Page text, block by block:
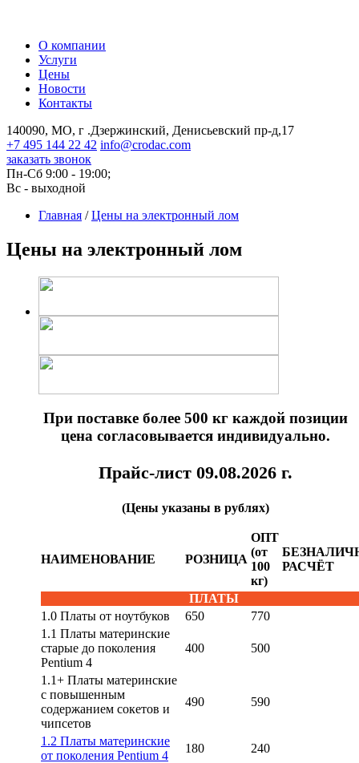
О компании
Услуги
Цены
Новости
Контакты
140090, МО, г .Дзержинский, Денисьевский пр-д,17
+7 495 144 22 42 info@crodac.com
заказать звонок
Пн-Сб 9:00 - 19:00;
Вс - выходной
Главная /Цены на электронный лом
Цены на электронный лом
При поставке более 500 кг каждой позиции
цена согласовывается индивидуально.
Прайс-лист 09.08.2026 г.
(Цены указаны в рублях)
НАИМЕНОВАНИЕ РОЗНИЦА
ОПТ
(от
100
кг)
РАСЧЁТ
ПЛАТЫ
1.0 Платы от ноутбуков
650
770
1.1 Платы материнские
старые до поколения
Pentium 4
400 500
1.1+ Платы материнские
с повышенным
содержанием сокетов и
чипсетов
490 590
1.2 Платы материнские
от поколения Pentium 4
180
240